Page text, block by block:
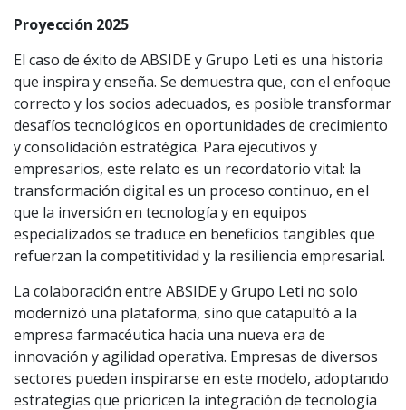
Proyección 2025
El caso de éxito de ABSIDE y Grupo Leti es una historia
que inspira y enseña. Se demuestra que, con el enfoque
correcto y los socios adecuados, es posible transformar
desafíos tecnológicos en oportunidades de crecimiento
y consolidación estratégica. Para ejecutivos y
empresarios, este relato es un recordatorio vital: la
transformación digital es un proceso continuo, en el
que la inversión en tecnología y en equipos
especializados se traduce en beneficios tangibles que
refuerzan la competitividad y la resiliencia empresarial.
La colaboración entre ABSIDE y Grupo Leti no solo
modernizó una plataforma, sino que catapultó a la
empresa farmacéutica hacia una nueva era de
innovación y agilidad operativa. Empresas de diversos
sectores pueden inspirarse en este modelo, adoptando
estrategias que prioricen la integración de tecnología